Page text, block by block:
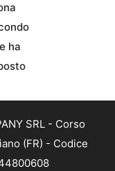
ha
SRL - Corso
(FR) - Codice